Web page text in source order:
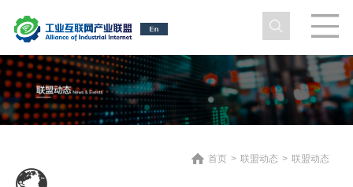
首页 > 联盟动态 > 联盟动态